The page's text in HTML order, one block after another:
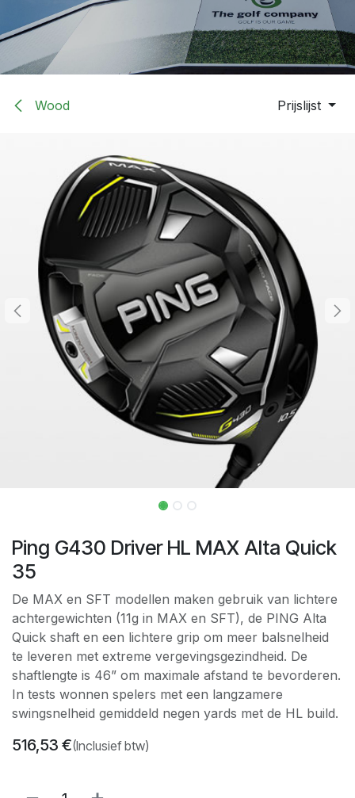
Wood Prijslijst
Ping G430 Driver HL MAX Alta Quick
35
De MAX en SFT modellen maken gebruik van lichtere
achtergewichten (11g in MAX en SFT), de PING Alta
Quick shaft en een lichtere grip om meer balsnelheid
te leveren met extreme vergevingsgezindheid. De
shaftlengte is 46” om maximale afstand te bevorderen.
In tests wonnen spelers met een langzamere
swingsnelheid gemiddeld negen yards met de HL build.
516,53 €(Inclusief btw)